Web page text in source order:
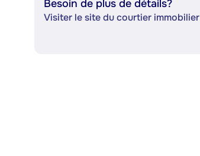
Besoin de plus de détails?
Visiter le site du courtier